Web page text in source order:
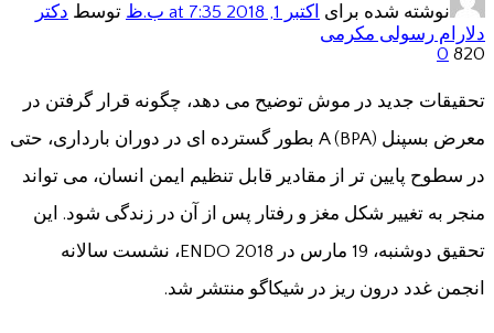
نوشته شده برای اکتبر 1, 2018 at 7:35 ب.ظ توسط دکتر
دلارام رسولی مکرمی
820
0
تحقیقات جدید در موش توضیح می دهد، چگونه قرار گرفتن در
معرض بسپنل A (BPA) بطور گسترده ای در دوران بارداری، حتی
در سطوح پایین تر از مقادیر قابل تنظیم ایمن انسان، می تواند
منجر به تغییر شکل مغز و رفتار پس از آن در زندگی شود. این
تحقیق دوشنبه، 19 مارس در ENDO 2018، نشست سالانه
انجمن غدد درون ریز در شیکاگو منتشر شد.